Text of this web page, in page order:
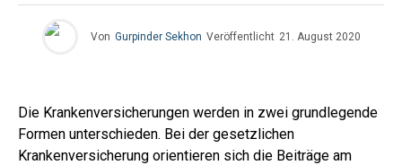
Von Gurpinder Sekhon Veröffentlicht 21. August 2020
Die Krankenversicherungen werden in zwei grundlegende
Formen unterschieden. Bei der gesetzlichen
Krankenversicherung orientieren sich die Beiträge am